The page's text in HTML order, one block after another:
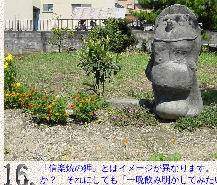
「信楽焼の狸」とはイメージが異なります
か？ それにしても「一晩飲み明かしてみた